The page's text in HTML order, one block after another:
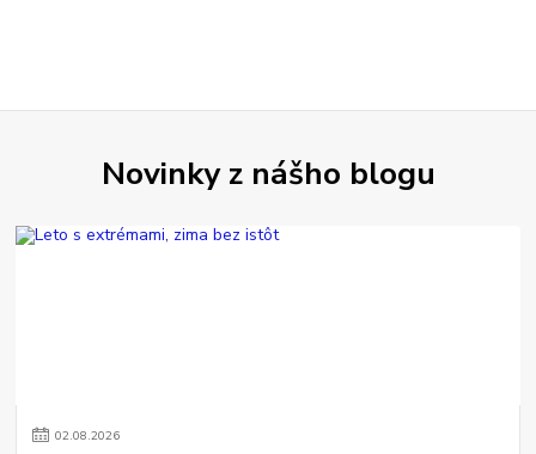
Novinky z nášho blogu
02.08.2026